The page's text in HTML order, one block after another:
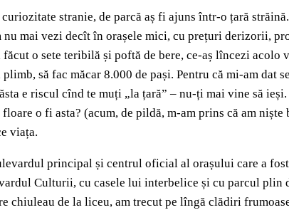
stranie, de parcă aș fi ajuns într-o țară
mai vezi decît în orașele mici, cu prețuri derizorii,
o sete teribilă și poftă de bere, ce-aș lîncezi acolo
să fac măcar 8.000 de pași. Pentru că mi-am dat
e riscul cînd te muți „la țară” – nu-ți mai vine să
o fi asta? (acum, de pildă, m-am prins că am
viața.
principal și centrul oficial al orașului care a
Culturii, cu casele lui interbelice și cu parcul plin
chiuleau de la liceu, am trecut pe lîngă clădiri